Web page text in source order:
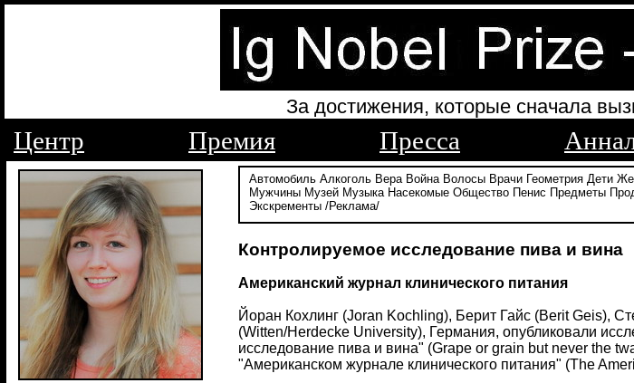
За достижения, которые сначала
Центр Премия Пресса
Автомобиль Алкоголь Вера Война Волосы Врачи Геометрия Дети
Мужчины Музей Музыка Насекомые Общество Пенис Предметы
Экскременты /Реклама/
Контролируемое исследование пива и вина
Американский журнал клинического питания
Йоран Кохлинг (Joran Kochling), Берит Гайс (Berit Geis),
(Witten/Herdecke University), Германия, опубликовали
исследование пива и вина" (Grape or grain but never the
"Американском журнале клинического питания" (The